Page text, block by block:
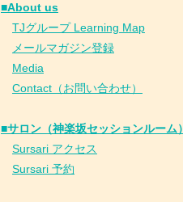
■About us
TJグループ Learning Map
メールマガジン登録
Media
Contact（お問い合わせ）
■サロン（神楽坂セッションルーム）
Sursari アクセス
Sursari 予約